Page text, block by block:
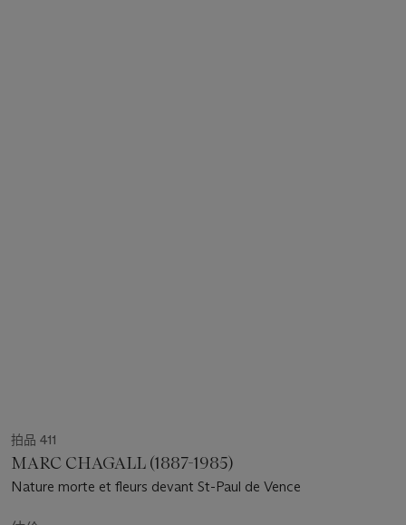
拍品 411
MARC CHAGALL (1887-1985)
Nature morte et fleurs devant St-Paul de Vence